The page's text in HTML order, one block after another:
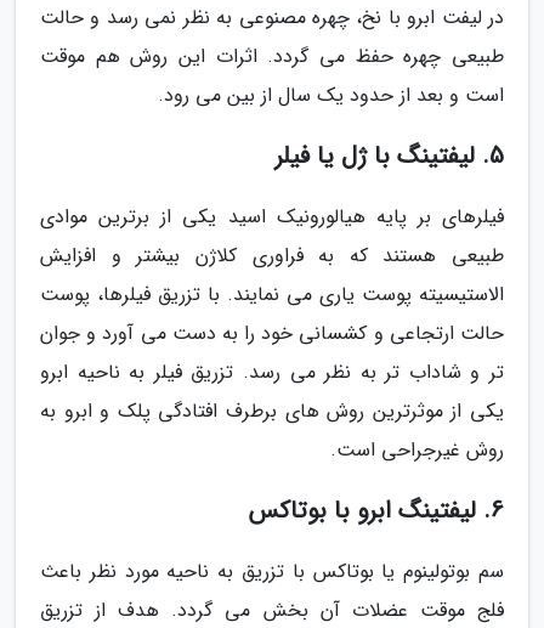
در لیفت ابرو با نخ، چهره مصنوعی به نظر نمی رسد و حالت
طبیعی چهره حفظ می گردد. اثرات این روش هم موقت
است و بعد از حدود یک سال از بین می رود.
5. لیفتینگ با ژل یا فیلر
فیلرهای بر پایه هیالورونیک اسید یکی از برترین موادی
طبیعی هستند که به فراوری کلاژن بیشتر و افزایش
الاستیسیته پوست یاری می نمایند. با تزریق فیلرها، پوست
حالت ارتجاعی و کشسانی خود را به دست می آورد و جوان
تر و شاداب تر به نظر می رسد. تزریق فیلر به ناحیه ابرو
یکی از موثرترین روش های برطرف افتادگی پلک و ابرو به
روش غیرجراحی است.
6. لیفتینگ ابرو با بوتاکس
سم بوتولینوم یا بوتاکس با تزریق به ناحیه مورد نظر باعث
فلج موقت عضلات آن بخش می گردد. هدف از تزریق